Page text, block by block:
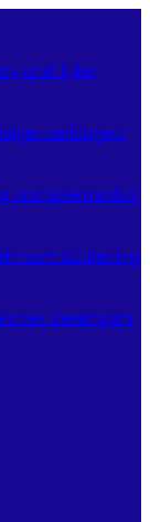
und Tyler
verlängert
und Spielmodus
vom EC Peiting
Vereinsjahr